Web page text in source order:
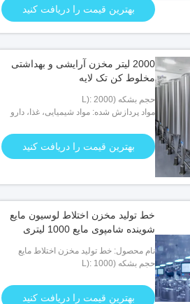
بهترین قیمت را دریافت کنید
2000 لیتر مخزن آرایشی و بهداشتی
مخلوط کن تک لایه
حجم بشکه (L): 2000
مواد پردازش شده: مواد شیمیایی، غذا، دارو
بهترین قیمت را دریافت کنید
خط تولید مخزن اختلاط لوسیون مایع
شوینده شامپوی مایع 1000 لیتری
نام محصول: خط تولید مخزن اختلاط مایع
شوینده لوسیون شامپو مایع
حجم بشکه (L): 1000
بهترین قیمت را دریافت کنید